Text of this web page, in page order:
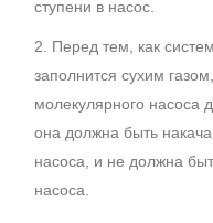
ступени в насос.
2. Перед тем, как
заполнится сухим
молекулярного насоса
она должна быть
насоса, и не должна
насоса.